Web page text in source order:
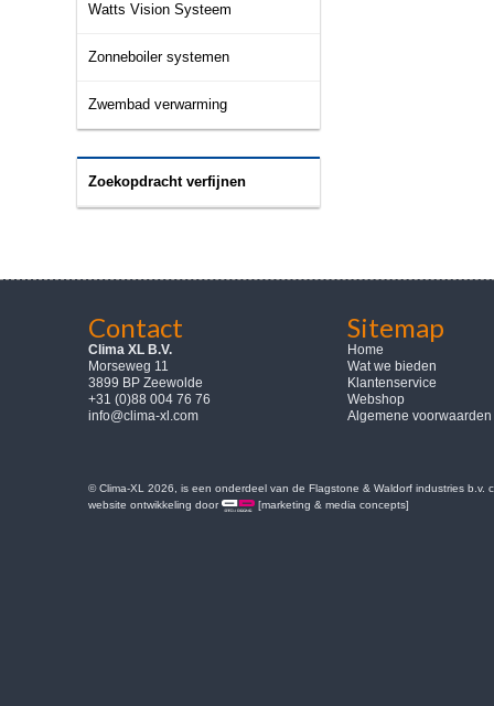
Watts Vision Systeem
Zonneboiler systemen
Zwembad verwarming
Zoekopdracht verfijnen
Contact
Clima XL B.V.
Morseweg 11
3899 BP Zeewolde
+31 (0)88 004 76 76
info@clima-xl.com
Sitemap
Home
Wat we bieden
Klantenservice
Webshop
Algemene voorwaarden
© Clima-XL 2026, is een onderdeel van de Flagstone & Waldorf industries b.v.
website ontwikkeling door
[marketing & media concepts]